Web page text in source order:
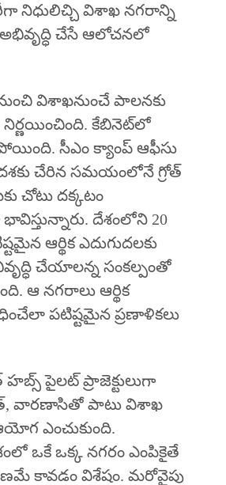
నిధులిచ్చి విశాఖ నగరాన్ని
అభివృద్ధి చేసే ఆలోచనలో
విశాఖనుంచే పాలనకు
నిర్ణయించింది. కేబినెట్‌లో
సీఎం క్యాంప్‌ ఆఫీసు
చేరిన సమయంలోనే గ్రోత్‌
చోటు దక్కటం
దేశంలోని 20
ఆర్థిక ఎదుగుదలకు
చేయాలన్న సంకల్పంతో
ఆ నగరాలు ఆర్థిక
పటిష్టమైన ప్రణాళికలు
హబ్స్‌ పైలట్ ప్రాజెక్టులుగా
వారణాసితో పాటు విశాఖ
ఎంచుకుంది.
ఒకే ఒక్క నగరం ఎంపికైతే
కావడం విశేషం. మరోవైపు